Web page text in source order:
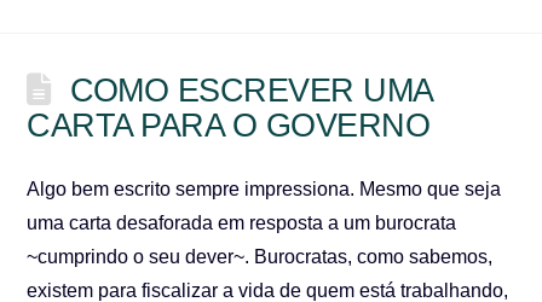
COMO ESCREVER UMA
CARTA PARA O GOVERNO
Algo bem escrito sempre impressiona. Mesmo que seja
uma carta desaforada em resposta a um burocrata
~cumprindo o seu dever~. Burocratas, como sabemos,
existem para fiscalizar a vida de quem está trabalhando,